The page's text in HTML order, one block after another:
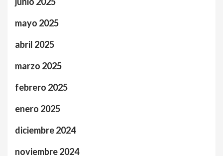
mayo 2025
abril 2025
marzo 2025
febrero 2025
enero 2025
diciembre 2024
noviembre 2024